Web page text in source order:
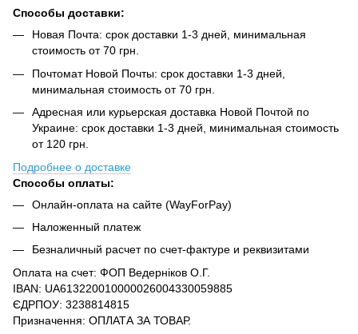
Способы доставки:
Новая Почта: срок доставки 1-3 дней, минимальная
стоимость от 70 грн.
Почтомат Новой Почты: срок доставки 1-3 дней,
минимальная стоимость от 70 грн.
Адресная или курьерская доставка Новой Почтой по
Украине: срок доставки 1-3 дней, минимальная стоимость
от 120 грн.
Подробнее о доставке
Способы оплаты:
Онлайн-оплата на сайте (WayForPay)
Наложенный платеж
Безналичный расчет по счет-фактуре и реквизитами
Оплата на счет: ФОП Ведерніков О.Г.
IBAN: UA613220010000026004330059885
ЄДРПОУ: 3238814815
Призначення: ОПЛАТА ЗА ТОВАР.